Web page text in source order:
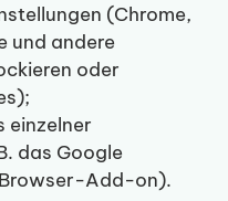
(Chrome,
und andere
oder
das Google
Add-on).